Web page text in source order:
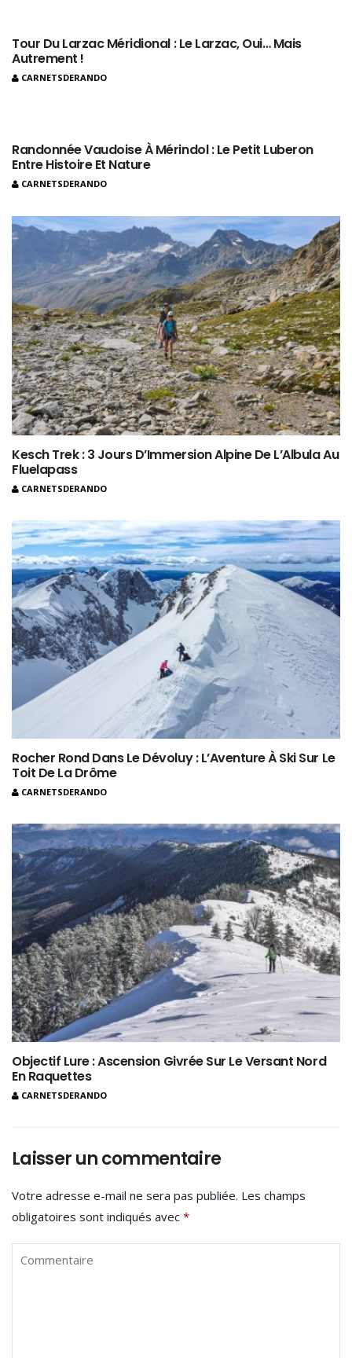
Tour Du Larzac Méridional : Le Larzac, Oui… Mais
Autrement !
CARNETSDERANDO
Randonnée Vaudoise À Mérindol : Le Petit Luberon
Entre Histoire Et Nature
CARNETSDERANDO
Kesch Trek : 3 Jours D’Immersion Alpine De L’Albula Au
Fluelapass
CARNETSDERANDO
Rocher Rond Dans Le Dévoluy : L’Aventure À Ski Sur Le
Toit De La Drôme
CARNETSDERANDO
Objectif Lure : Ascension Givrée Sur Le Versant Nord
En Raquettes
CARNETSDERANDO
Laisser un commentaire
Votre adresse e-mail ne sera pas publiée. Les champs
obligatoires sont indiqués avec *